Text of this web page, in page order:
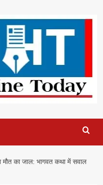
मौत का जाल: भागवत कथा में सवाल